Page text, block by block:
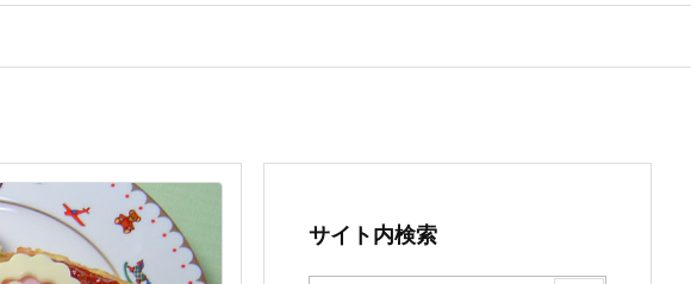
サイト内検索